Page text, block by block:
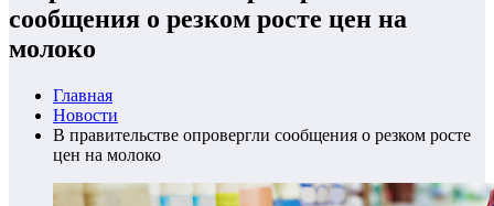
сообщения о резком росте цен на
молоко
Главная
Новости
В правительстве опровергли сообщения о резком росте
цен на молоко